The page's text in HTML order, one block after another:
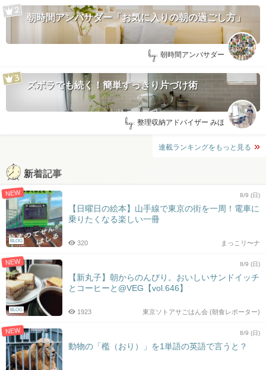
朝時間アンバサダー「お気に入りの朝の過ごし方」
by: 朝時間アンバサダー
ズボラでも続く！簡単すっきり片づけ術
by: 整理収納アドバイザー みほ
連載ランキングをもっと見る
新着記事
NEW
BLOG
8/9 (日)
【日曜日の絵本】山手線で東京の街を一周！電車に
乗りたくなる楽しい一冊
まっこリ〜ナ
320
NEW
BLOG
8/9 (日)
【新丸子】朝からのんびり。おいしいサンドイッチ
とコーヒーと@VEG【vol.646】
東京ソトアサごはん会 (朝食レポーター)
1923
NEW 8/9 (日)
動物の「檻（おり）」を1単語の英語で言うと？